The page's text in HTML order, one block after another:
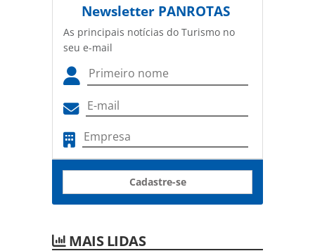
Newsletter PANROTAS
As principais notícias do Turismo no
seu e-mail
Cadastre-se
MAIS LIDAS